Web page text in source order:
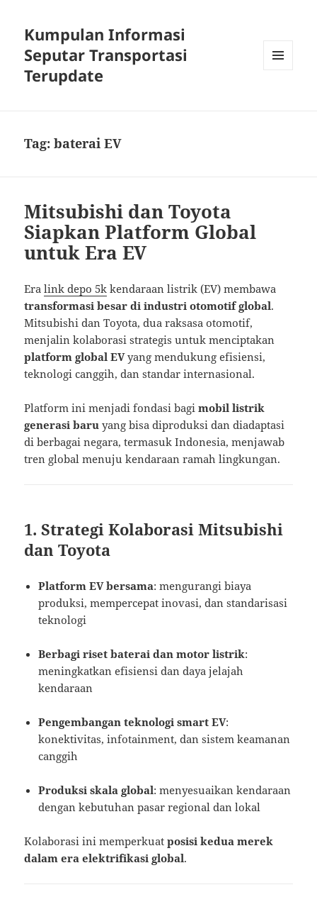
Kumpulan Informasi
Seputar Transportasi
Terupdate
Tag:baterai EV
Mitsubishi dan Toyota
Siapkan Platform Global
untuk Era EV
Eralink depo 5k kendaraan listrik (EV) membawa
transformasi besar di industri otomotif global.
Mitsubishi dan Toyota, dua raksasa otomotif,
menjalin kolaborasi strategis untuk menciptakan
platform global EVyang mendukung efisiensi,
teknologi canggih, dan standar internasional.
Platform ini menjadi fondasi bagimobil listrik
generasi baru yang bisa diproduksi dan diadaptasi
di berbagai negara, termasuk Indonesia, menjawab
tren global menuju kendaraan ramah lingkungan.
1. Strategi Kolaborasi Mitsubishi
dan Toyota
Platform EV bersama: mengurangi biaya
produksi, mempercepat inovasi, dan standarisasi
teknologi
Berbagi riset baterai dan motor listrik:
meningkatkan efisiensi dan daya jelajah
kendaraan
Pengembangan teknologi smart EV:
konektivitas, infotainment, dan sistem keamanan
canggih
Produksi skala global: menyesuaikan kendaraan
dengan kebutuhan pasar regional dan lokal
Kolaborasi ini memperkuatposisi kedua merek
dalam era elektrifikasi global.